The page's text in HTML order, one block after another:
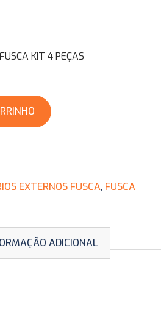
KIT 4 PEÇAS
EXTERNOS FUSCA, FUSCA
ADICIONAL